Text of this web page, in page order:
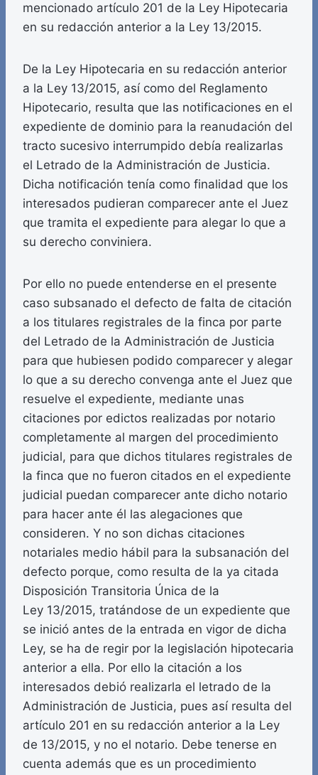
mencionado artículo 201 de la Ley Hipotecaria
en su redacción anterior a la Ley 13/2015.
De la Ley Hipotecaria en su redacción anterior
a la Ley 13/2015, así como del Reglamento
Hipotecario, resulta que las notificaciones en el
expediente de dominio para la reanudación del
tracto sucesivo interrumpido debía realizarlas
el Letrado de la Administración de Justicia.
Dicha notificación tenía como finalidad que los
interesados pudieran comparecer ante el Juez
que tramita el expediente para alegar lo que a
su derecho conviniera.
Por ello no puede entenderse en el presente
caso subsanado el defecto de falta de citación
a los titulares registrales de la finca por parte
del Letrado de la Administración de Justicia
para que hubiesen podido comparecer y alegar
lo que a su derecho convenga ante el Juez que
resuelve el expediente, mediante unas
citaciones por edictos realizadas por notario
completamente al margen del procedimiento
judicial, para que dichos titulares registrales de
la finca que no fueron citados en el expediente
judicial puedan comparecer ante dicho notario
para hacer ante él las alegaciones que
consideren. Y no son dichas citaciones
notariales medio hábil para la subsanación del
defecto porque, como resulta de la ya citada
Disposición Transitoria Única de la
Ley 13/2015, tratándose de un expediente que
se inició antes de la entrada en vigor de dicha
Ley, se ha de regir por la legislación hipotecaria
anterior a ella. Por ello la citación a los
interesados debió realizarla el letrado de la
Administración de Justicia, pues así resulta del
artículo 201 en su redacción anterior a la Ley
de 13/2015, y no el notario. Debe tenerse en
cuenta además que es un procedimiento